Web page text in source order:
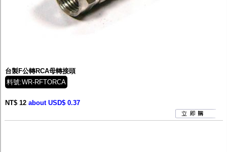
台製F公轉RCA母轉接頭
料號:WR-RFTORCA
NT$ 12 about USD$ 0.37